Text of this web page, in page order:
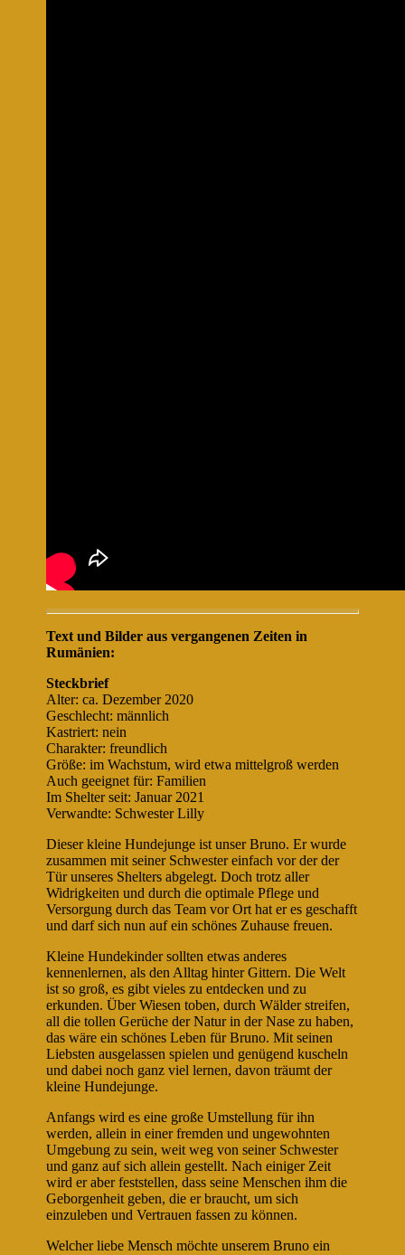
Text und Bilder aus vergangenen Zeiten in
Rumänien:
Steckbrief
Alter: ca. Dezember 2020
Geschlecht: männlich
Kastriert: nein
Charakter: freundlich
Größe: im Wachstum, wird etwa mittelgroß werden
Auch geeignet für: Familien
Im Shelter seit: Januar 2021
Verwandte: Schwester Lilly
Dieser kleine Hundejunge ist unser Bruno. Er wurde
zusammen mit seiner Schwester einfach vor der der
Tür unseres Shelters abgelegt. Doch trotz aller
Widrigkeiten und durch die optimale Pflege und
Versorgung durch das Team vor Ort hat er es geschafft
und darf sich nun auf ein schönes Zuhause freuen.
Kleine Hundekinder sollten etwas anderes
kennenlernen, als den Alltag hinter Gittern. Die Welt
ist so groß, es gibt vieles zu entdecken und zu
erkunden. Über Wiesen toben, durch Wälder streifen,
all die tollen Gerüche der Natur in der Nase zu haben,
das wäre ein schönes Leben für Bruno. Mit seinen
Liebsten ausgelassen spielen und genügend kuscheln
und dabei noch ganz viel lernen, davon träumt der
kleine Hundejunge.
Anfangs wird es eine große Umstellung für ihn
werden, allein in einer fremden und ungewohnten
Umgebung zu sein, weit weg von seiner Schwester
und ganz auf sich allein gestellt. Nach einiger Zeit
wird er aber feststellen, dass seine Menschen ihm die
Geborgenheit geben, die er braucht, um sich
einzuleben und Vertrauen fassen zu können.
Welcher liebe Mensch möchte unserem Bruno ein